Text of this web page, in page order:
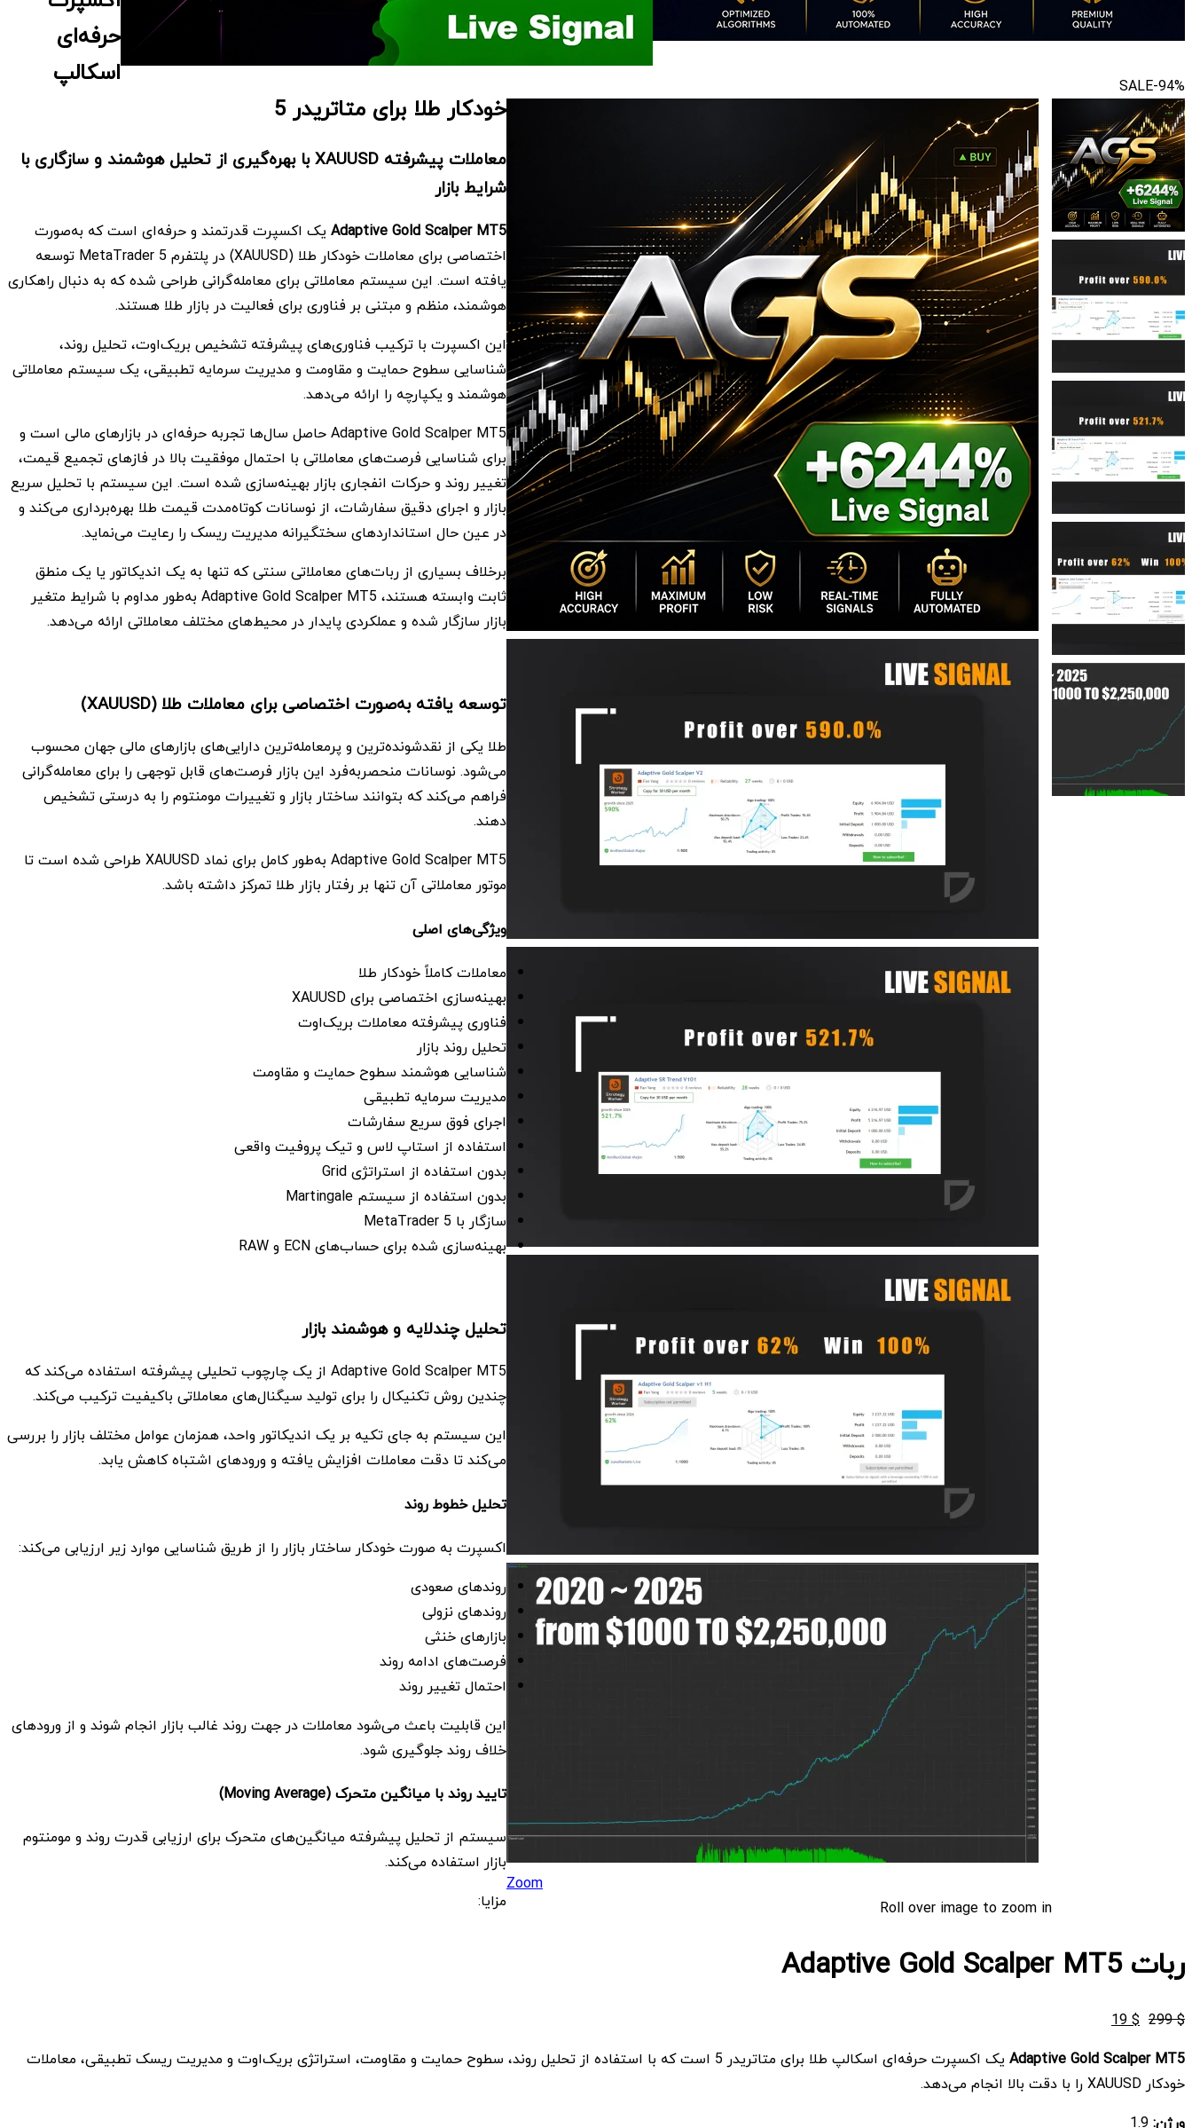
SALE-94%
Zoom
Roll over image to zoom in
ربات Adaptive Gold Scalper MT5
$
299
قیمت
$ 299
بود.
$
19
قیمت
$ 19
است.
Adaptive Gold Scalper MT5
یک اکسپرت حرفه‌ای اسکالپ طلا برای متاتریدر 5 است که با استفاده از تحلیل روند، سطوح حمایت و مقاومت، استراتژی بریک‌اوت و مدیریت ریسک تطبیقی، معاملات
خودکار XAUUSD را با دقت بالا انجام می‌دهد.
ورژن:
حرفه‌ای
اسکالپ
خودکار طلا برای متاتریدر 5
معاملات پیشرفته XAUUSD با بهره‌گیری از تحلیل هوشمند و سازگاری با
شرایط بازار
Adaptive Gold Scalper MT5 یک اکسپرت قدرتمند و حرفه‌ای است که به‌صورت
اختصاصی برای معاملات خودکار طلا (XAUUSD) در پلتفرم MetaTrader 5 توسعه
یافته است. این سیستم معاملاتی برای معامله‌گرانی طراحی شده که به دنبال راهکاری
هوشمند، منظم و مبتنی بر فناوری برای فعالیت در بازار طلا هستند.
این اکسپرت با ترکیب فناوری‌های پیشرفته تشخیص بریک‌اوت، تحلیل روند،
شناسایی سطوح حمایت و مقاومت و مدیریت سرمایه تطبیقی، یک سیستم معاملاتی
هوشمند و یکپارچه را ارائه می‌دهد.
Adaptive Gold Scalper MT5 حاصل سال‌ها تجربه حرفه‌ای در بازارهای مالی است و
برای شناسایی فرصت‌های معاملاتی با احتمال موفقیت بالا در فازهای تجمیع قیمت،
تغییر روند و حرکات انفجاری بازار بهینه‌سازی شده است. این سیستم با تحلیل سریع
بازار و اجرای دقیق سفارشات، از نوسانات کوتاه‌مدت قیمت طلا بهره‌برداری می‌کند و
در عین حال استانداردهای سختگیرانه مدیریت ریسک را رعایت می‌نماید.
برخلاف بسیاری از ربات‌های معاملاتی سنتی که تنها به یک اندیکاتور یا یک منطق
ثابت وابسته هستند، Adaptive Gold Scalper MT5 به‌طور مداوم با شرایط متغیر
بازار سازگار شده و عملکردی پایدار در محیط‌های مختلف معاملاتی ارائه می‌دهد.
توسعه یافته به‌صورت اختصاصی برای معاملات طلا (XAUUSD)
طلا یکی از نقدشونده‌ترین و پرمعامله‌ترین دارایی‌های بازارهای مالی جهان محسوب
می‌شود. نوسانات منحصربه‌فرد این بازار فرصت‌های قابل توجهی را برای معامله‌گرانی
فراهم می‌کند که بتوانند ساختار بازار و تغییرات مومنتوم را به درستی تشخیص
دهند.
Adaptive Gold Scalper MT5 به‌طور کامل برای نماد XAUUSD طراحی شده است تا
موتور معاملاتی آن تنها بر رفتار بازار طلا تمرکز داشته باشد.
ویژگی‌های اصلی
معاملات کاملاً خودکار طلا
بهینه‌سازی اختصاصی برای XAUUSD
فناوری پیشرفته معاملات بریک‌اوت
تحلیل روند بازار
شناسایی هوشمند سطوح حمایت و مقاومت
مدیریت سرمایه تطبیقی
اجرای فوق سریع سفارشات
استفاده از استاپ لاس و تیک پروفیت واقعی
بدون استفاده از استراتژی Grid
بدون استفاده از سیستم Martingale
سازگار با MetaTrader 5
بهینه‌سازی شده برای حساب‌های ECN و RAW
تحلیل چندلایه و هوشمند بازار
Adaptive Gold Scalper MT5 از یک چارچوب تحلیلی پیشرفته استفاده می‌کند که
چندین روش تکنیکال را برای تولید سیگنال‌های معاملاتی باکیفیت ترکیب می‌کند.
این سیستم به جای تکیه بر یک اندیکاتور واحد، همزمان عوامل مختلف بازار را بررسی
می‌کند تا دقت معاملات افزایش یافته و ورودهای اشتباه کاهش یابد.
تحلیل خطوط روند
اکسپرت به صورت خودکار ساختار بازار را از طریق شناسایی موارد زیر ارزیابی می‌کند:
روندهای صعودی
روندهای نزولی
بازارهای خنثی
فرصت‌های ادامه روند
احتمال تغییر روند
این قابلیت باعث می‌شود معاملات در جهت روند غالب بازار انجام شوند و از ورودهای
خلاف روند جلوگیری شود.
تایید روند با میانگین متحرک (Moving Average)
سیستم از تحلیل پیشرفته میانگین‌های متحرک برای ارزیابی قدرت روند و مومنتوم
بازار استفاده می‌کند.
مزایا: